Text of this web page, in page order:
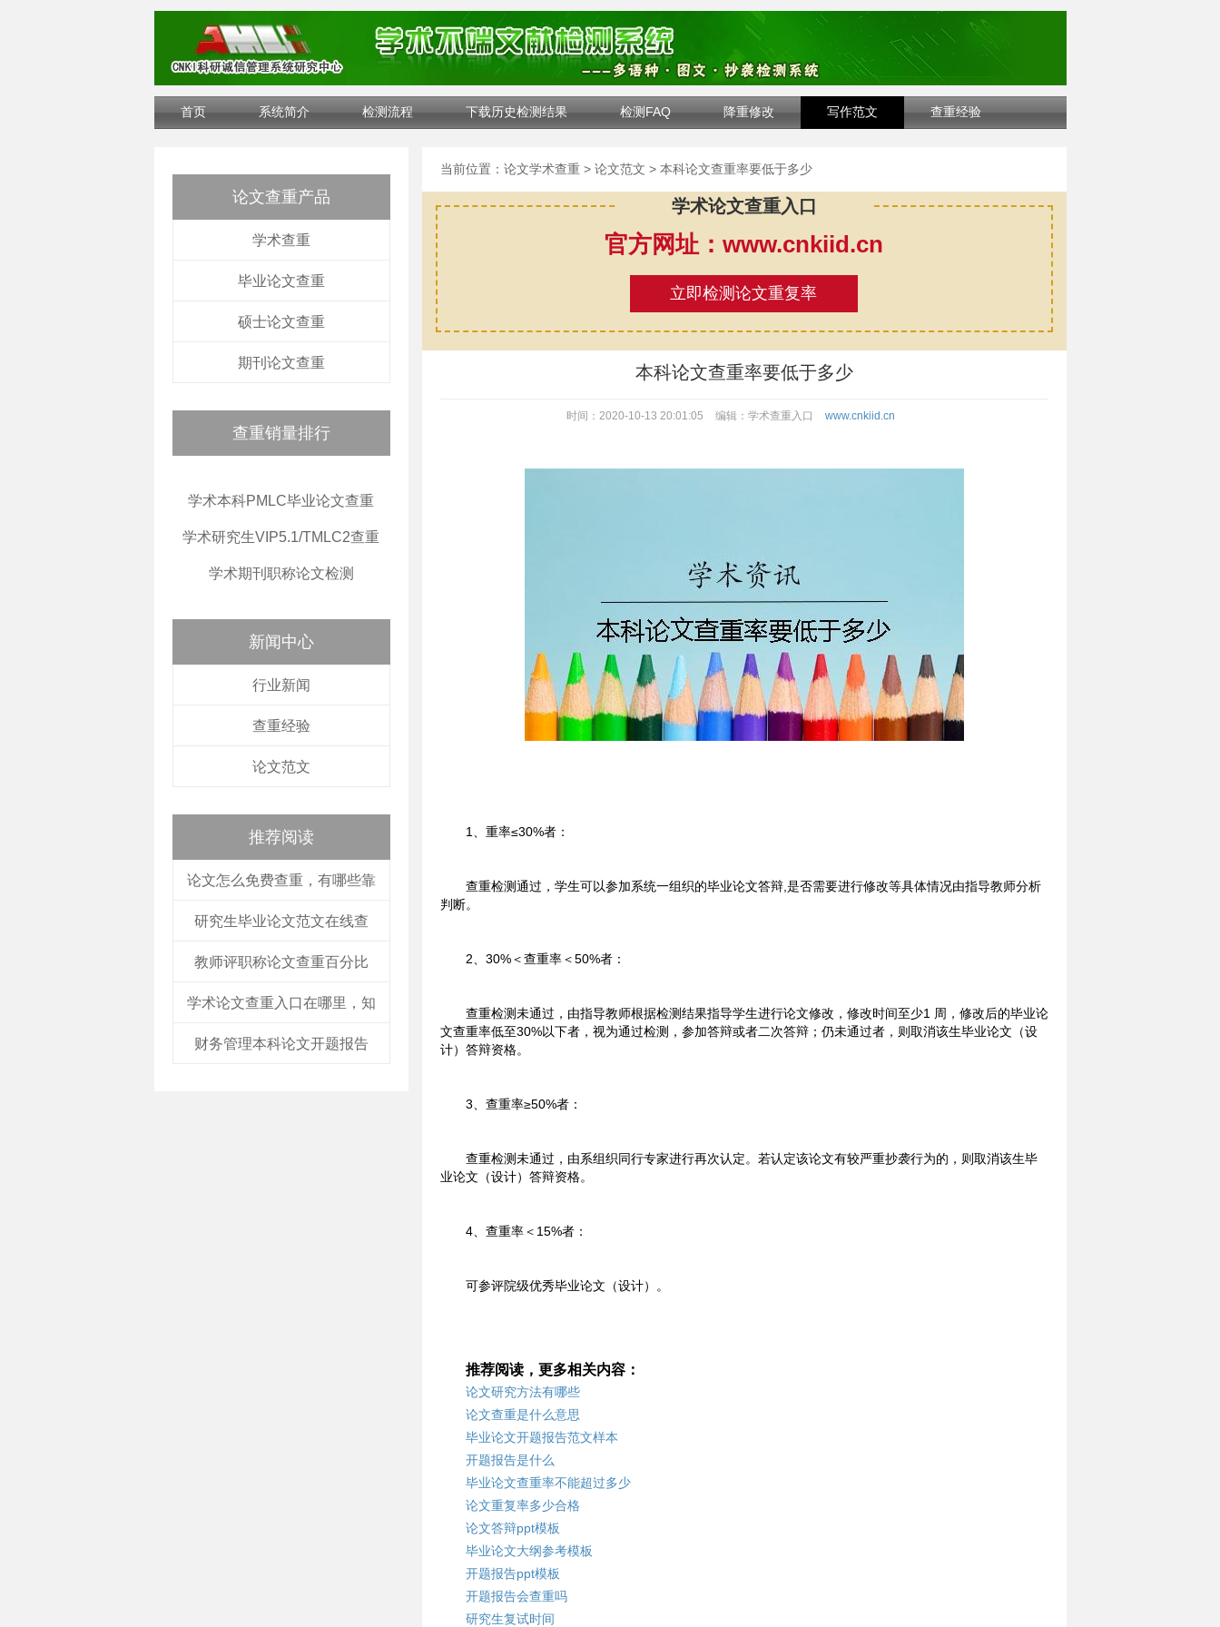
首页 系统简介 检测流程 下载历史检测结果 检测FAQ 降重修改 写作范文 查重经验
论文查重产品
学术查重
毕业论文查重
硕士论文查重
期刊论文查重
查重销量排行
学术本科PMLC毕业论文查重
学术研究生VIP5.1/TMLC2查重
学术期刊职称论文检测
新闻中心
行业新闻
查重经验
论文范文
推荐阅读
论文怎么免费查重，有哪些靠
研究生毕业论文范文在线查
教师评职称论文查重百分比
学术论文查重入口在哪里，知
财务管理本科论文开题报告
当前位置： 论文学术查重> 论文范文 > 本科论文查重率要低于多少
学术论文查重入口
官方网址：www.cnkiid.cn
立即检测论文重复率
本科论文查重率要低于多少
时间：2020-10-13 20:01:05 编辑：学术查重入口 www.cnkiid.cn
1、重率≤30%者：
查重检测通过，学生可以参加系统一组织的毕业论文答辩,是否需要进行修改等具体情况由指导教师分析
判断。
2、30%＜查重率＜50%者：
查重检测未通过，由指导教师根据检测结果指导学生进行论文修改，修改时间至少1 周，修改后的毕业论
文查重率低至30%以下者，视为通过检测，参加答辩或者二次答辩；仍未通过者，则取消该生毕业论文（设
计）答辩资格。
3、查重率≥50%者：
查重检测未通过，由系组织同行专家进行再次认定。若认定该论文有较严重抄袭行为的，则取消该生毕
业论文（设计）答辩资格。
4、查重率＜15%者：
可参评院级优秀毕业论文（设计）。
推荐阅读，更多相关内容：
论文研究方法有哪些
论文查重是什么意思
毕业论文开题报告范文样本
开题报告是什么
毕业论文查重率不能超过多少
论文重复率多少合格
论文答辩ppt模板
毕业论文大纲参考模板
开题报告ppt模板
开题报告会查重吗
研究生复试时间